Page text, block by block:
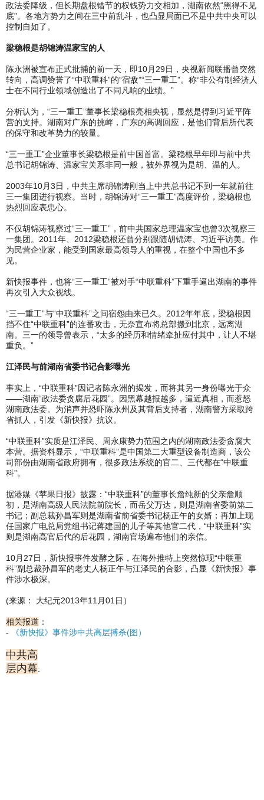
政法委降级，但长期盘根错节的权钱势力交相加，湖南依然“黑得不见
底”。各地方势力之间在三中前乱斗，也凸显局面已不是中共中央可以
控制自如了。
梁稳根是胡锦涛温家宝的人
陈永洲被宣布正式批捕的前一天，即10月29日，央视新闻联播曾突然
转向，高调赞誉了“中联重科”的“宿敌”“三一重工”。称“非公有制经济人
士在不同行业领域创造出了不同凡响的业绩。”
分析认为，“三一重工”董事长梁稳根亮相央视，显然是得到习近平阵
营的支持。湖南对广东的挑衅，广东的高调回应，是他们背后所代表
的保守和改革势力的较量。
“三一重工”企业董事长梁稳根是前中国首富。梁稳根早年即与前中共
总书记胡锦涛、温家宝关系非同一般，被外界视为是胡、温的人。
2003年10月3日，中共主席胡锦涛刚当上中共总书记不到一年就前往
三一集团进行视察。当时，胡锦涛对“三一重工”高度评价，梁稳根也
热烈回应表忠心。
不仅胡锦涛视察过“三一重工”，前中共国家总理温家宝也曾3次视察三
一集团。2011年、2012梁稳根还曾分别跟随胡锦涛、习近平访美。作
为民营企业家，能受到国家最高领导人的重视，在整个中国也不多
见。
新快报事件，也将“三一重工”被对手“中联重科”下重手逼出湖南的事件
再次引入大众视线。
“三一重工”与“中联重科”之间宿怨由来已久。2012年年底，梁稳根因
挡不住“中联重科”的连番攻击，无奈宣布将总部搬到北京，远离湖
南。三一的领导曾表示，“太多的经历和情绪牵扯应付其中，让人不堪
重负。”
江泽民与前湖南省委书记合影曝光
事实上，“中联重科”因记者陈永洲的揭发，而将其另一身份曝光于众
——湖南“政法委贪腐后花园”。因黑幕越报越多，逼近真相，而惹怒
湖南政法委。为消声并恐吓陈永州及其背后支持者，湖南警方采取跨
省抓人，引发《新快报》抗议。
“中联重科”实质是江泽民、周永康势力范围之内的湖南政法委贪腐大
本营。据资料显示，“中联重科”是中国第二大重型设备制造商，该公
司部份由湖南省政府拥有，很多政法系统的官二、三代都在“中联重
科”。
据港媒《苹果日报》披露：“中联重科”的董事长詹纯新的父亲詹顺
初，是湖南高级人民法院前院长，而岳父万达，则是湖南省委前第二
书记；副总裁孙昌军则是湖南省前省委书记杨正午的女婿；再加上现
任国家广电总局党组书记蒋建国的儿子等其他官二代，“中联重科”实
则是湖南高官后代的后花园，湖南官场遍布他们的亲信。
10月27日，新快报事件发酵之际，在海外推特上突然惊现“中联重
科”副总裁孙昌军的老丈人杨正午与江泽民的合影，凸显《新快报》事
件涉水极深。
(来源： 大纪元2013年11月01日）
相关报道 ：
-
《新快报》事件涉中共高层搏杀(图）
中共高
层内幕: